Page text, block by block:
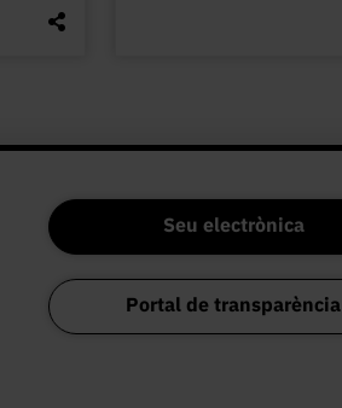
Seu electrònica
Portal de transparència